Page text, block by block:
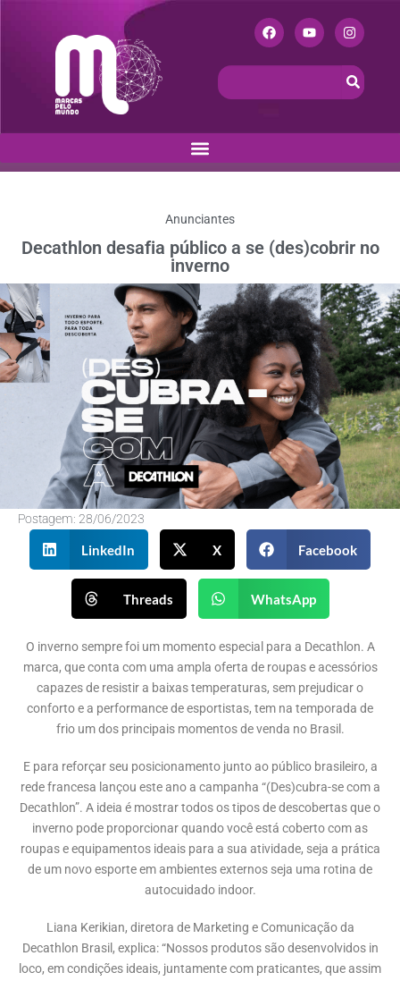
Anunciantes
Decathlon desafia público a se (des)cobrir no
inverno
Postagem: 28/06/2023
LinkedIn X Facebook
Threads WhatsApp
O inverno sempre foi um momento especial para a Decathlon. A
marca, que conta com uma ampla oferta de roupas e acessórios
capazes de resistir a baixas temperaturas, sem prejudicar o
conforto e a performance de esportistas, tem na temporada de
frio um dos principais momentos de venda no Brasil.
E para reforçar seu posicionamento junto ao público brasileiro, a
rede francesa lançou este ano a campanha “(Des)cubra-se com a
Decathlon”. A ideia é mostrar todos os tipos de descobertas que o
inverno pode proporcionar quando você está coberto com as
roupas e equipamentos ideais para a sua atividade, seja a prática
de um novo esporte em ambientes externos seja uma rotina de
autocuidado indoor.
Liana Kerikian, diretora de Marketing e Comunicação da
Decathlon Brasil, explica: “Nossos produtos são desenvolvidos in
loco, em condições ideais, juntamente com praticantes, que assim